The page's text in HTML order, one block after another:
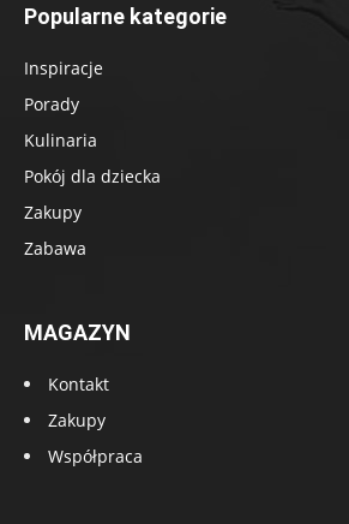
Popularne kategorie
Inspiracje
Porady
Kulinaria
Pokój dla dziecka
Zakupy
Zabawa
MAGAZYN
Kontakt
Zakupy
Współpraca